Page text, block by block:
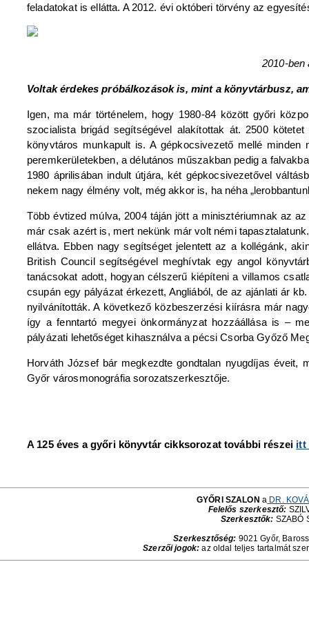
feladatokat is ellátta. A 2012. évi októberi törvény az
2010-ben
Voltak érdekes próbálkozások is, mint a könyvtárbusz,
Igen, ma már történelem, hogy 1980-84 között győri
szocialista brigád segítségével alakítottak át. 2500
könyvtáros munkapult is. A gépkocsivezető mellé
peremkerületekben, a délutános műszakban pedig a
1980 áprilisában indult útjára, két gépkocsivezetővel
nekem nagy élmény volt, még akkor is, ha néha
Több évtized múlva, 2004 táján jött a minisztériumnak az
már csak azért is, mert nekünk már volt némi
ellátva. Ebben nagy segítséget jelentett az a kollégánk,
British Council segítségével meghívtak egy angol
tanácsokat adott, hogyan célszerű kiépíteni a villamos
csupán egy pályázat érkezett, Angliából, de az ajánlati ár
nyilvánították. A következő közbeszerzési kiírásra már
így a fenntartó megyei önkormányzat hozzáállása is –
pályázati lehetőséget kihasználva a pécsi Csorba Győző
Horváth József bár megkezdte gondtalan nyugdíjas éveit,
Győr városmonográfia sorozatszerkesztője.
A 125 éves a győri könyvtár cikksorozat további részei itt
GYŐRI SZALON a DR.
Felelős szerkesztő:
Szerkesztők: SZABÓ
Szerkesztőség: 9021 Győr,
Szerzői jogok: az oldal teljes tartalmát